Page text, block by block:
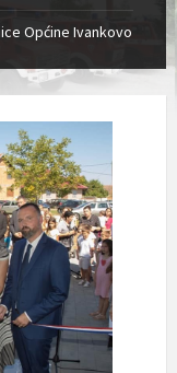
Općine Ivankovo